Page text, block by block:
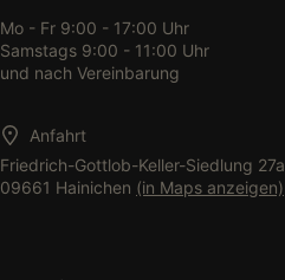
Mo - Fr 9:00 - 17:00 Uhr
Samstags 9:00 - 11:00 Uhr
und nach Vereinbarung
Anfahrt
Friedrich-Gottlob-Keller-Siedlung 27a
09661 Hainichen (in Maps anzeigen)